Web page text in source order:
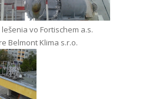
vo Fortischem a.s.
Belmont Klima s.r.o.